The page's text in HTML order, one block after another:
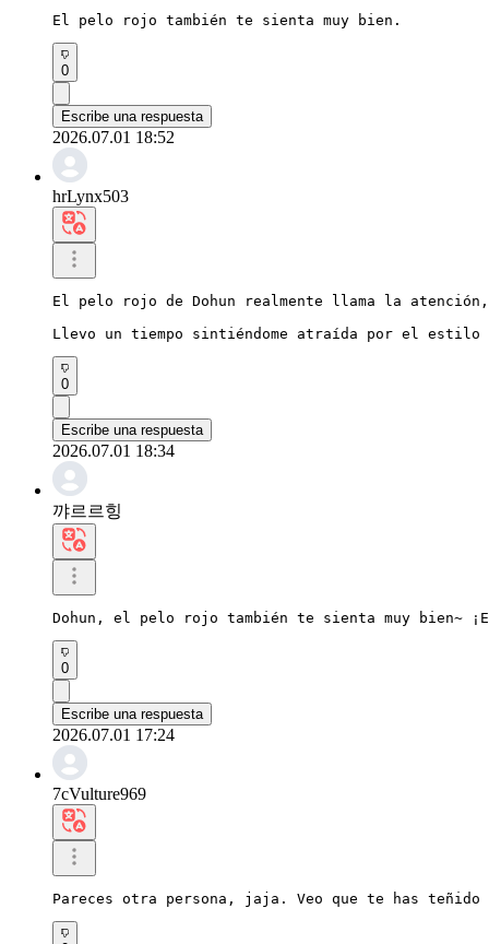
El pelo rojo también te sienta muy bien.
0
Escribe una respuesta
2026.07.01 18:52
hrLynx503
El pelo rojo de Dohun realmente llama la
Llevo un tiempo sintiéndome atraída por el estilo
0
Escribe una respuesta
2026.07.01 18:34
꺄르르힝
Dohun, el pelo rojo también te sienta muy bien~
0
Escribe una respuesta
2026.07.01 17:24
7cVulture969
Pareces otra persona, jaja. Veo que te has